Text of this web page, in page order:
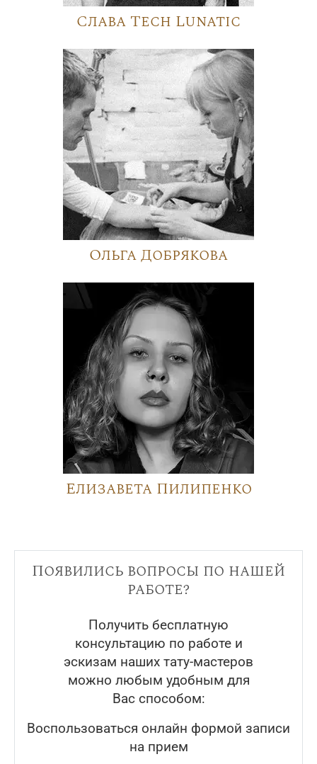
Слава Tech Lunatic
Ольга Добрякова
Елизавета Пилипенко
Появились вопросы по нашей
работе?
Получить бесплатную
консультацию по работе и
эскизам наших тату-мастеров
можно любым удобным для
Вас способом:
Воспользоваться онлайн формой записи
на прием